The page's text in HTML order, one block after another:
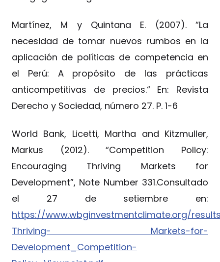
Martínez, M y Quintana E. (2007). “La
necesidad de tomar nuevos rumbos en la
aplicación de políticas de competencia en
el Perú: A propósito de las prácticas
anticompetitivas de precios.“ En: Revista
Derecho y Sociedad, número 27. P. 1-6
World Bank, Licetti, Martha and Kitzmuller,
Markus (2012). “Competition Policy:
Encouraging Thriving Markets for
Development”, Note Number 331.Consultado
el 27 de setiembre en:
https://www.wbginvestmentclimate.org/
Thriving- Markets-for-
Development_Competition-